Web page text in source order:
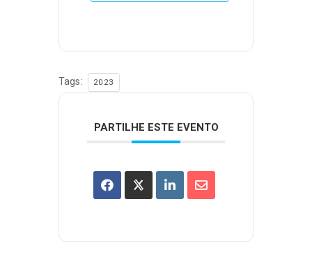
Tags: 2023
PARTILHE ESTE EVENTO